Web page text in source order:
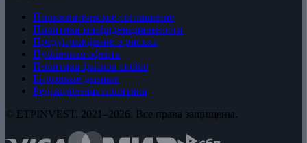
Пользовательское соглашение
Политика конфиденциальности
Предупреждение о рисках
Публичная оферта
Политика файлов cookie
Биржевые данные
Редакционная политика
© ETPINVEST, 2021–2026. Все права защищены.